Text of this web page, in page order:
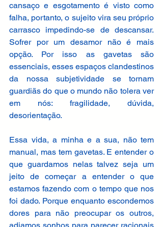
cansaço e esgotamento é visto como
falha, portanto, o sujeito vira seu próprio
carrasco impedindo-se de descansar.
Sofrer por um desamor não é mais
opção. Por isso as gavetas são
essenciais, esses espaços clandestinos
da nossa subjetividade se tornam
guardiãs do que o mundo não tolera ver
em nós: fragilidade, dúvida,
desorientação.
Essa vida, a minha e a sua, não tem
manual, mas tem gavetas. E entender o
que guardamos nelas talvez seja um
jeito de começar a entender o que
estamos fazendo com o tempo que nos
foi dado. Porque enquanto escondemos
dores para não preocupar os outros,